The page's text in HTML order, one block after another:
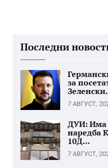
Последни
за
7 АВГУСТ,
ДУИ: Има
наредба
10Д...
7 АВГУСТ,